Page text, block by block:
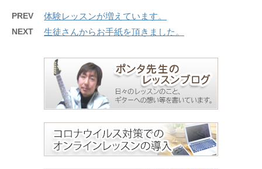
PREV 体験レッスンが増えています。
NEXT 生徒さんからお手紙を頂きました。